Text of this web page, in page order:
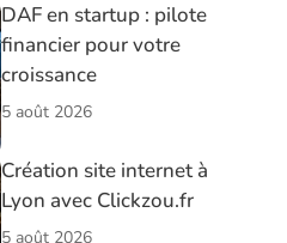
DAF en startup : pilote
financier pour votre
croissance
5 août 2026
Création site internet à
Lyon avec Clickzou.fr
5 août 2026